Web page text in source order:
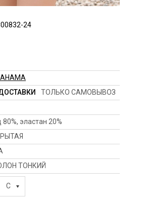
24
ТОЛЬКО САМОВЫВОЗ
эластан 20%
ТОНКИЙ
C